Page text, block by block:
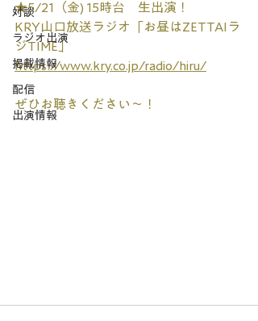
対談
ラジオ出演
掲載情報
配信
出演情報
★5/21（金) 15時台　生出演！
KRY山口放送ラジオ「お昼はZETTAIラ
ジTIME」
https://www.kry.co.jp/radio/hiru/
ぜひお聴きください〜！